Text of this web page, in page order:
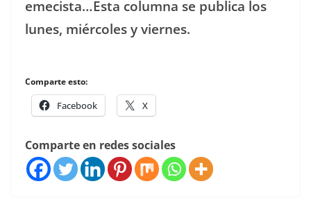
emecista…Esta columna se publica los
lunes, miércoles y viernes.
Comparte esto:
Facebook X
Comparte en redes sociales